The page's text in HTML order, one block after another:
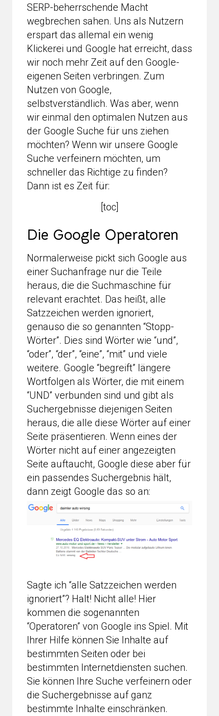
SERP-beherrschende Macht
wegbrechen sahen. Uns als Nutzern
erspart das allemal ein wenig
Klickerei und Google hat erreicht, dass
wir noch mehr Zeit auf den Google-
eigenen Seiten verbringen. Zum
Nutzen von Google,
selbstverständlich. Was aber, wenn
wir einmal den optimalen Nutzen aus
der Google Suche für uns ziehen
möchten? Wenn wir unsere Google
Suche verfeinern möchten, um
schneller das Richtige zu finden?
Dann ist es Zeit für:
[toc]
Die Google Operatoren
Normalerweise pickt sich Google aus
einer Suchanfrage nur die Teile
heraus, die die Suchmaschine für
relevant erachtet. Das heißt, alle
Satzzeichen werden ignoriert,
genauso die so genannten “Stopp-
Wörter”. Dies sind Wörter wie “und”,
“oder”, “der”, “eine”, “mit” und viele
weitere. Google “begreift” längere
Wortfolgen als Wörter, die mit einem
“UND” verbunden sind und gibt als
Suchergebnisse diejenigen Seiten
heraus, die alle diese Wörter auf einer
Seite präsentieren. Wenn eines der
Wörter nicht auf einer angezeigten
Seite auftaucht, Google diese aber für
ein passendes Suchergebnis hält,
dann zeigt Google das so an:
Sagte ich “alle Satzzeichen werden
ignoriert”? Halt! Nicht alle! Hier
kommen die sogenannten
“Operatoren” von Google ins Spiel. Mit
Ihrer Hilfe können Sie Inhalte auf
bestimmten Seiten oder bei
bestimmten Internetdiensten suchen.
Sie können Ihre Suche verfeinern oder
die Suchergebnisse auf ganz
bestimmte Inhalte einschränken.